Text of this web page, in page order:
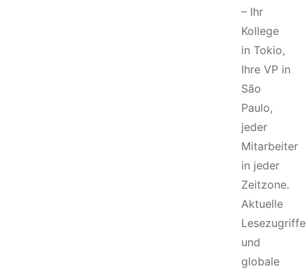
– Ihr
Kollege
in Tokio,
Ihre VP in
São
Paulo,
jeder
Mitarbeiter
in jeder
Zeitzone.
Aktuelle
Lesezugriffe
und
globale